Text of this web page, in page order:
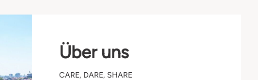
Über uns
CARE, DARE, SHARE